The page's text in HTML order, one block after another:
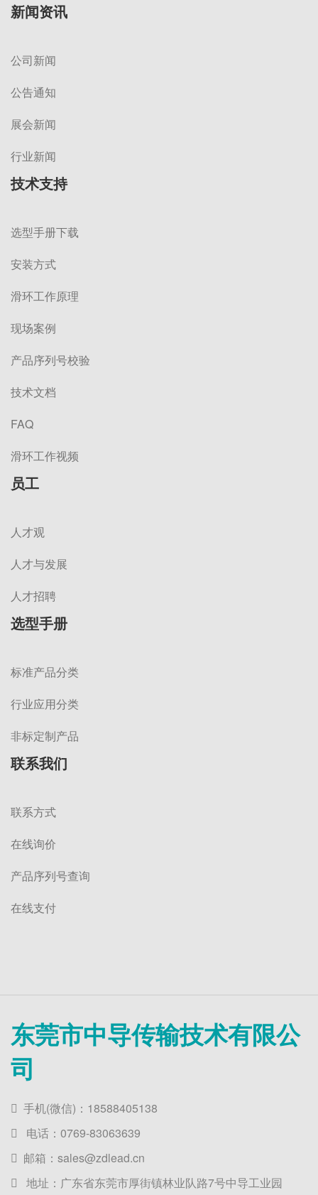
新闻资讯
公司新闻
公告通知
展会新闻
行业新闻
技术支持
选型手册下载
安装方式
滑环工作原理
现场案例
产品序列号校验
技术文档
FAQ
滑环工作视频
员工
人才观
人才与发展
人才招聘
选型手册
标准产品分类
行业应用分类
非标定制产品
联系我们
联系方式
在线询价
产品序列号查询
在线支付
东莞市中导传输技术有限公
司
手机(微信)：18588405138
电话：0769-83063639
邮箱：sales@zdlead.cn
地址：广东省东莞市厚街镇林业队路7号中导工业园